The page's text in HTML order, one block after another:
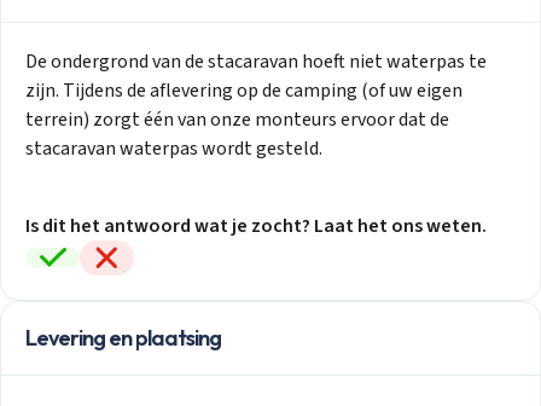
Levering en plaatsing
De ondergrond van de stacaravan hoeft niet waterpas te
zijn. Tijdens de aflevering op de camping (of uw eigen
terrein) zorgt één van onze monteurs ervoor dat de
stacaravan waterpas wordt gesteld.
Is dit het antwoord wat je zocht? Laat het ons weten.